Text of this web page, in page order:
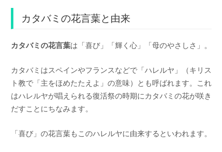
カタバミの花言葉と由来
カタバミの花言葉は「喜び」「輝く心」「母のやさしさ」。
カタバミはスペインやフランスなどで「ハレルヤ」（キリス
ト教で「主をほめたたえよ」の意味）とも呼ばれます。これ
はハレルヤが唱えられる復活祭の時期にカタバミの花が咲き
だすことにちなみます。
「喜び」の花言葉もこのハレルヤに由来するといわれます。